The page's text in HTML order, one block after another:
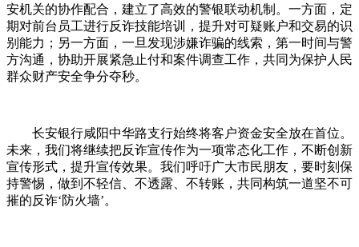
安机关的协作配合，建立了高效的警银联动机制。一方面，定
期对前台员工进行反诈技能培训，提升对可疑账户和交易的识
别能力；另一方面，一旦发现涉嫌诈骗的线索，第一时间与警
方沟通，协助开展紧急止付和案件调查工作，共同为保护人民
群众财产安全争分夺秒。
长安银行咸阳中华路支行始终将客户资金安全放在首位。
未来，我们将继续把反诈宣传作为一项常态化工作，不断创新
宣传形式，提升宣传效果。我们呼吁广大市民朋友，要时刻保
持警惕，做到不轻信、不透露、不转账，共同构筑一道坚不可
摧的反诈‘防火墙’。